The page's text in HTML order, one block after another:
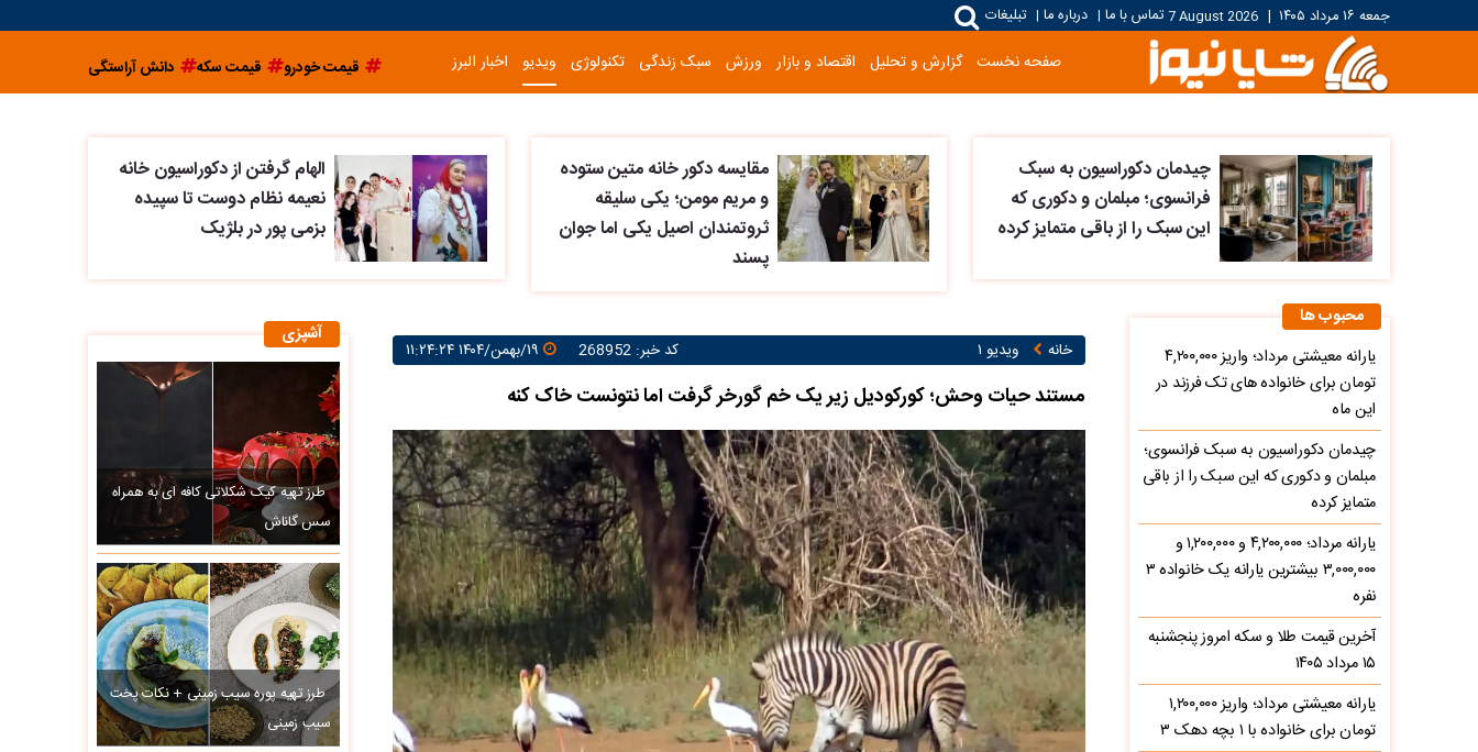
جمعه ۱۶ مرداد ۱۴۰۵ |
7 August 2026تماس با ما | درباره ما | تبلیغات
صفحه نخست گزارش و تحلیل اقتصاد و بازار ورزش سبک زندگی تکنولوژی ویدیو اخبار البرز قیمت خودرو قیمت سکه دانش آراستگی
چیدمان دکوراسیون به سبک
فرانسوی؛ مبلمان و دکوری که
این سبک را از باقی متمایز کرده
مقایسه دکور خانه متین ستوده
و مریم مومن؛ یکی سلیقه
ثروتمندان اصیل یکی اما جوان
پسند
الهام گرفتن از دکوراسیون خانه
نعیمه نظام دوست تا سپیده
بزمی پور در بلژیک
خانه ویدیو ۱ کد خبر: 268952
مستند حیات وحش؛ کورکودیل زیر یک خم گورخر گرفت اما نتونست خاک کنه
آشپزی
طرز تهیه کیک شکلاتی کافه ای به همراه
سس گاناش
طرز تهیه پوره سیب زمینی + نکات پخت
سیب زمینی
محبوب ها
یارانه معیشتی مرداد؛ واریز ۴,۲۰۰,۰۰۰
تومان برای خانواده های تک فرزند در
این ماه
چیدمان دکوراسیون به سبک فرانسوی؛
مبلمان و دکوری که این سبک را از باقی
متمایز کرده
یارانه مرداد؛ ۴,۲۰۰,۰۰۰ و ۱,۲۰۰,۰۰۰ و
۳,۰۰۰,۰۰۰ بیشترین یارانه یک خانواده ۳
نفره
آخرین قیمت طلا و سکه امروز پنجشنبه
۱۵ مرداد ۱۴۰۵
یارانه معیشتی مرداد؛ واریز ۱,۲۰۰,۰۰۰
تومان برای خانواده با ۱ بچه دهک ۳